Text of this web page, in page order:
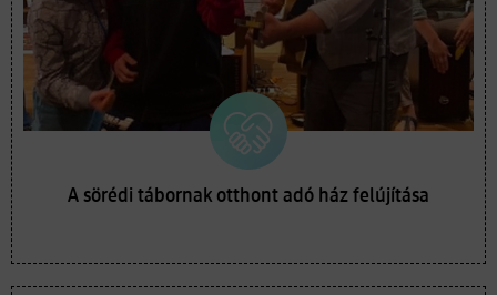
A sörédi tábornak otthont adó ház felújítása